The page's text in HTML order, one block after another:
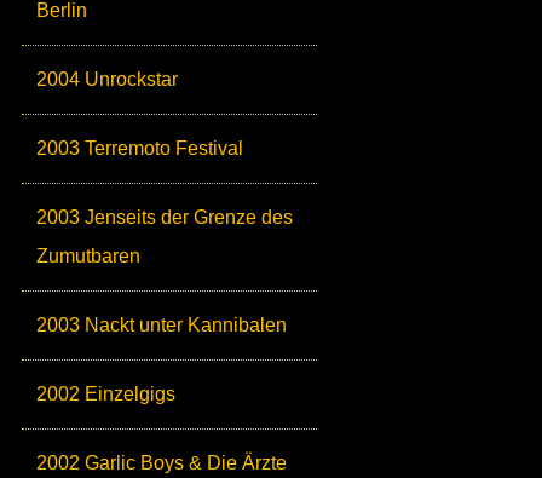
Berlin
2004 Unrockstar
2003 Terremoto Festival
2003 Jenseits der Grenze des
Zumutbaren
2003 Nackt unter Kannibalen
2002 Einzelgigs
2002 Garlic Boys & Die Ärzte